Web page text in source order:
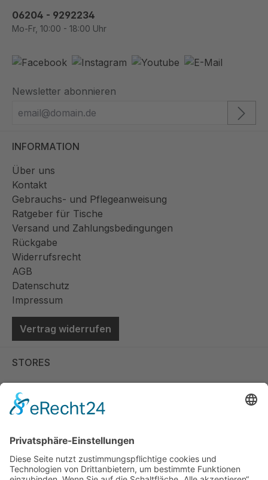
06204 - 9292234
Mo-Fr, 10:00 - 18:00 Uhr
Newsletter abonnieren
INFORMATION
Über uns
Kontakt
Gebrauchs- und Pflegeanweisung
Ratgeber für Tische
Versand und Zahlungsbedingungen
Rückgabe
Widerrufsrecht
AGB
Datenschutz
Impressum
Vertrag widerrufen
STORES
Store Viernheim
Store Berlin
Handelspartner Köln
SICHERE BEZAHLUNG